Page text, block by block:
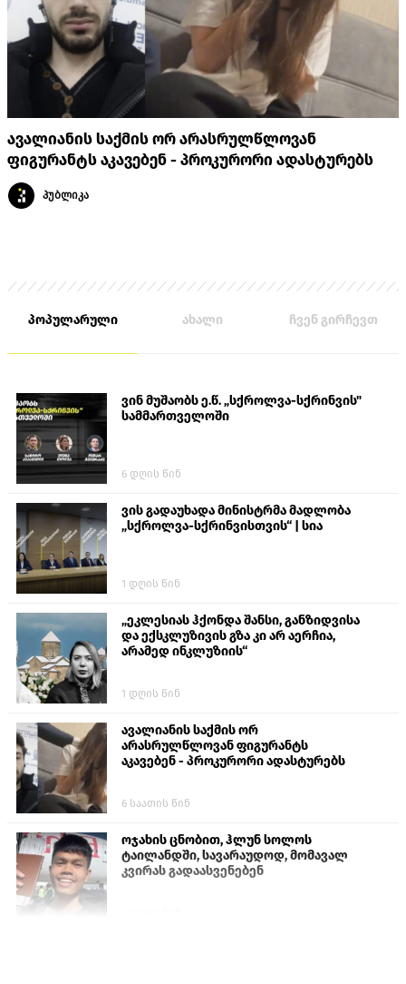
ავალიანის საქმის ორ არასრულწლოვან
ფიგურანტს აკავებენ - პროკურორი ადასტურებს
პუბლიკა
პოპულარული ახალი ჩვენ გირჩევთ
ვინ მუშაობს ე.წ. „სქროლვა-სქრინვის"
სამმართველოში
6 დღის წინ
ვის გადაუხადა მინისტრმა მადლობა
„სქროლვა-სქრინვისთვის“ | სია
1 დღის წინ
„ეკლესიას ჰქონდა შანსი, განზიდვისა
და ექსკლუზივის გზა კი არ აერჩია,
არამედ ინკლუზიის“
1 დღის წინ
ავალიანის საქმის ორ
არასრულწლოვან ფიგურანტს
აკავებენ - პროკურორი ადასტურებს
6 საათის წინ
ოჯახის ცნობით, ჰლუნ სოლოს
ტაილანდში, სავარაუდოდ, მომავალ
კვირას გადაასვენებენ